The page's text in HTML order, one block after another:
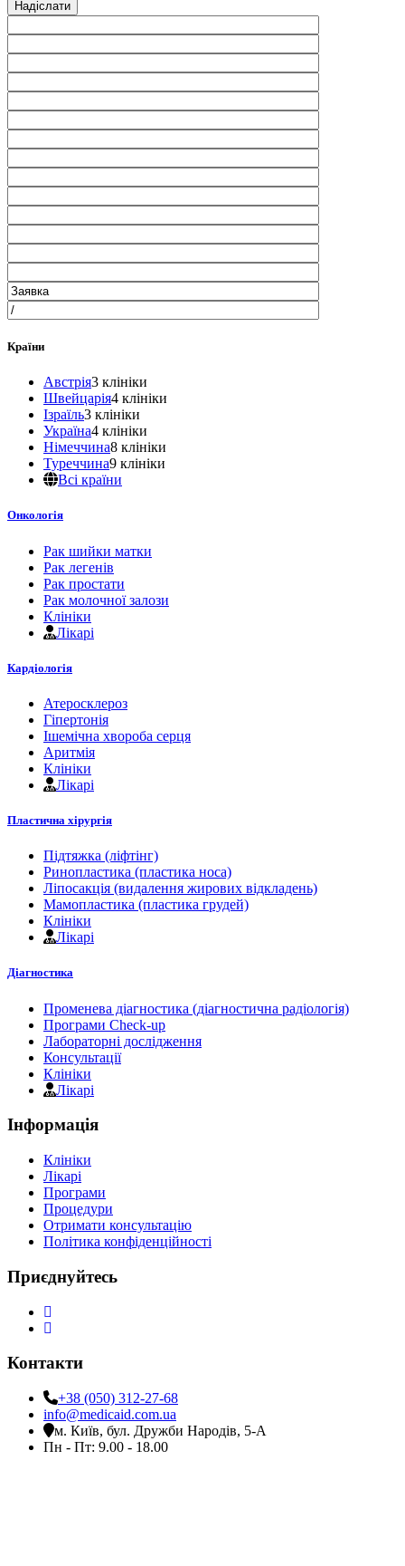
Країни
Австрія3 клініки
Швейцарія4 клініки
Ізраїль3 клініки
Україна4 клініки
Німеччина8 клініки
Туреччина9 клініки
Всі країни
Онкологія
Рак шийки матки
Рак легенів
Рак простати
Рак молочної залози
Клініки
Лікарі
Кардіологія
Атеросклероз
Гіпертонія
Ішемічна хвороба серця
Аритмія
Клініки
Лікарі
Пластична хірургія
Підтяжка (ліфтінг)
Ринопластика (пластика носа)
Ліпосакція (видалення жирових відкладень)
Мамопластика (пластика грудей)
Клініки
Лікарі
Діагностика
Променева діагностика (діагностична радіологія)
Програми Check-up
Лабораторні дослідження
Консультації
Клініки
Лікарі
Інформація
Клініки
Лікарі
Програми
Процедури
Отримати консультацію
Політика конфіденційності
Приєднуйтесь
Контакти
+38 (050) 312-27-68
info@medicaid.com.ua
м. Київ, бул. Дружби Народів, 5-А
Пн - Пт: 9.00 - 18.00